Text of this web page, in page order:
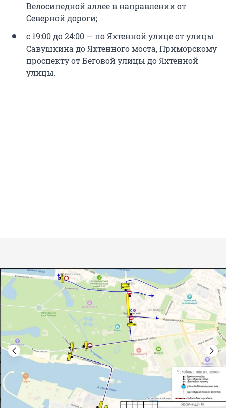
Велосипедной аллее в направлении от
Северной дороги;
с 19:00 до 24:00 — по Яхтенной улице от улицы
Савушкина до Яхтенного моста, Приморскому
проспекту от Беговой улицы до Яхтенной
улицы.